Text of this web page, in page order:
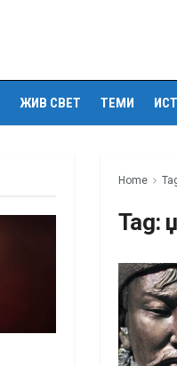
ЖИВ СВЕТ ТЕМИ
Home
Tag: